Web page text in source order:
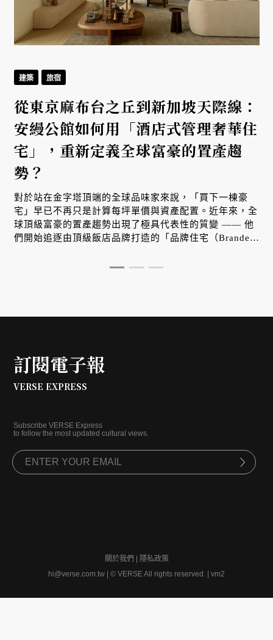
建築 旅宿
從東京麻布台之丘到新加坡天際線：
安縵公館如何用「酒店式管理奢華住
宅」，重新定義全球富豪的置產趨
勢？
對於站在金字塔頂端的全球品味家來說，「買下一棟豪
宅」早已不再只是計算每坪單價與資產配置。近年來，全
球頂級富豪的置產趨勢出現了極具代表性的質變 —— 他
們開始追逐由頂級飯店品牌打造的「品牌住宅（Branded
（Aman）推出的「安縵公館（Aman Residences）」，
訂閱電子報
VERSE EXPRESS
Subscribe VERSE Express
to follow the most updated cultural views.
關於我們
隱私政策
hi@verse.com.tw
© VERSE All rights reserved. | vm2